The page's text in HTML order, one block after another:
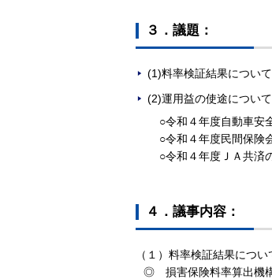
３．議題：
(1)料率検証結果について
(2)運用益の使途について
○令和４年度自動車安
○令和４年度民間保険
○令和４年度ＪＡ共済
４．議事内容：
（１）料率検証結果につい
◎ 損害保険料率算出機構